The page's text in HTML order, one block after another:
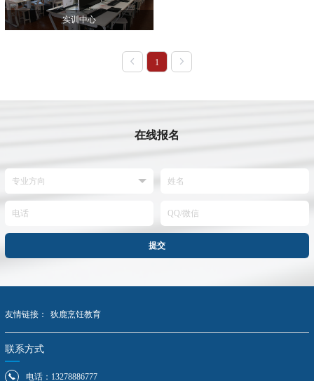
实训中心
1
在线报名
提交
友情链接： 狄鹿烹饪教育
联系方式
电话：13278886777